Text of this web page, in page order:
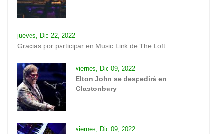
jueves, Dic 22, 2022
Gracias por participar en Music Link de The Loft
viernes, Dic 09, 2022
Elton John se despedirá en
Glastonbury
viernes, Dic 09, 2022